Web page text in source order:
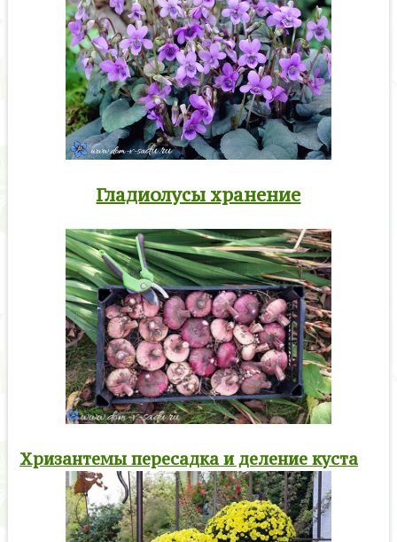
Гладиолусы хранение
Хризантемы пересадка и деление куста